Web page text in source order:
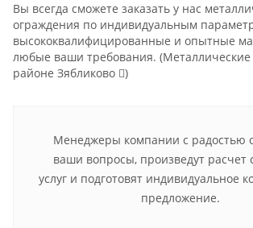
Вы всегда сможете заказать у нас
ограждения по индивидуальным
высококвалифицированные и опытные
любые ваши требования.
районе Зябликово
)
Менеджеры компании с радостью
ваши вопросы, произведут расчет
услуг и подготовят индивидуальное
предложение.